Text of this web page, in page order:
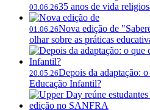
03.06.2635 anos de vida
01.06.26Nova edição de
olhar sobre as práticas
20.05.26Depois da adaptação:
Educação Infantil?